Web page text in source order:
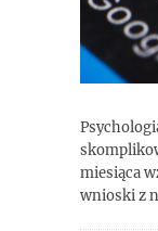
miesiąca
wnioski z